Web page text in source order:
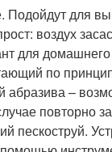
для
воздух
для домашнего
по
абразива –
повторно
пескоструй.